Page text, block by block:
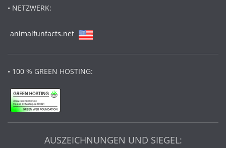
• NETZWERK:
animalfunfacts.net
• 100 % GREEN HOSTING:
AUSZEICHNUNGEN UND SIEGEL: